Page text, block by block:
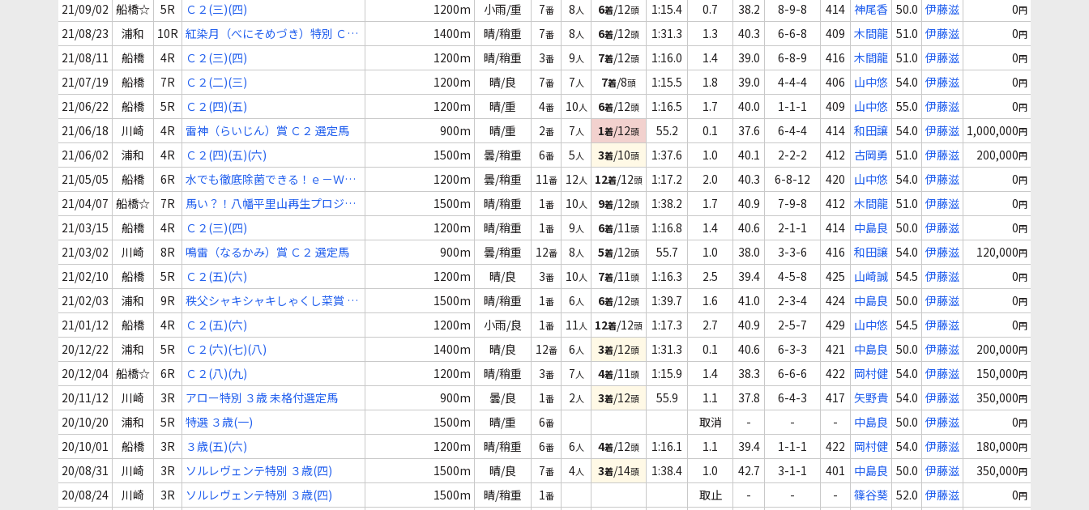
21/09/02 船橋☆ 5R Ｃ２(三)(四) 1200m 小雨/重 7番 8人 6着/12頭 1:15.4 0.7 38.2 8-9-8 414 神尾香 50.0 伊藤滋 0円
21/08/23 浦和 10R 紅染月（べにそめづき）特別 Ｃ２
(三)
1400m 晴/稍重 7番 8人 6着/12頭 1:31.3 1.3 40.3 6-6-8 409 木間龍 51.0 伊藤滋 0円
21/08/11 船橋 4R Ｃ２(三)(四) 1200m 晴/稍重 3番 9人 7着/12頭 1:16.0 1.4 39.0 6-8-9 416 木間龍 51.0 伊藤滋 0円
21/07/19 船橋 7R Ｃ２(二)(三) 1200m 晴/良 7番 7人 7着/8頭 1:15.5 1.8 39.0 4-4-4 406 山中悠 54.0 伊藤滋 0円
21/06/22 船橋 5R Ｃ２(四)(五) 1200m 晴/重 4番 10人 6着/12頭 1:16.5 1.7 40.0 1-1-1 409 山中悠 55.0 伊藤滋 0円
21/06/18 川崎 4R 雷神（らいじん）賞 Ｃ２ 選定馬 900m 晴/重 2番 7人 1着/12頭 55.2 0.1 37.6 6-4-4 414 和田譲 54.0 伊藤滋 1,000,000円
21/06/02 浦和 4R Ｃ２(四)(五)(六) 1500m 曇/稍重 6番 5人 3着/10頭 1:37.6 1.0 40.1 2-2-2 412 古岡勇 51.0 伊藤滋 200,000円
21/05/05 船橋 6R
水でも徹底除菌できる！ｅ－ＷＡ
ＳＨ賞 Ｃ２(四)(五)
1200m 曇/稍重 11番 12人 12着/12頭 1:17.2 2.0 40.3 6-8-12 420 山中悠 54.0 伊藤滋 0円
21/04/07 船橋☆ 7R
馬い？！八幡平里山再生プロジェ
クト記念 Ｃ２ 選抜牝馬
1500m 晴/稍重 1番 10人 9着/12頭 1:38.2 1.7 40.9 7-9-8 412 木間龍 51.0 伊藤滋 0円
21/03/15 船橋 4R Ｃ２(三)(四) 1200m 晴/稍重 1番 9人 6着/11頭 1:16.8 1.4 40.6 2-1-1 414 中島良 50.0 伊藤滋 0円
21/03/02 川崎 8R 鳴雷（なるかみ）賞 Ｃ２ 選定馬 900m 曇/稍重 12番 8人 5着/12頭 55.7 1.0 38.0 3-3-6 416 和田譲 54.0 伊藤滋 120,000円
21/02/10 船橋 5R Ｃ２(五)(六) 1200m 晴/良 3番 10人 7着/11頭 1:16.3 2.5 39.4 4-5-8 425 山崎誠 54.5 伊藤滋 0円
21/02/03 浦和 9R
秩父シャキシャキしゃくし菜賞 Ｃ
２(七)(八)
1500m 晴/稍重 1番 6人 6着/12頭 1:39.7 1.6 41.0 2-3-4 424 中島良 50.0 伊藤滋 0円
21/01/12 船橋 4R Ｃ２(五)(六) 1200m 小雨/良 1番 11人 12着/12頭 1:17.3 2.7 40.9 2-5-7 429 山中悠 54.5 伊藤滋 0円
20/12/22 浦和 5R Ｃ２(六)(七)(八) 1400m 晴/良 12番 6人 3着/12頭 1:31.3 0.1 40.6 6-3-3 421 中島良 50.0 伊藤滋 200,000円
20/12/04 船橋☆ 6R Ｃ２(八)(九) 1200m 晴/稍重 3番 7人 4着/11頭 1:15.9 1.4 38.3 6-6-6 422 岡村健 54.0 伊藤滋 150,000円
20/11/12 川崎 3R アロー特別 ３歳 未格付選定馬 900m 曇/良 1番 2人 3着/12頭 55.9 1.1 37.8 6-4-3 417 矢野貴 54.0 伊藤滋 350,000円
20/10/20 浦和 5R 特選 ３歳(一) 1500m 晴/重 6番 取消 - - - 中島良 50.0 伊藤滋 0円
20/10/01 船橋 3R ３歳(五)(六) 1200m 晴/稍重 6番 6人 4着/12頭 1:16.1 1.1 39.4 1-1-1 422 岡村健 54.0 伊藤滋 180,000円
20/08/31 川崎 3R ソルレヴェンテ特別 ３歳(四) 1500m 晴/良 7番 4人 3着/14頭 1:38.4 1.0 42.7 3-1-1 401 中島良 50.0 伊藤滋 350,000円
20/08/24 川崎 3R ソルレヴェンテ特別 ３歳(四) 1500m 晴/稍重 1番 取止 - - - 篠谷葵 52.0 伊藤滋 0円